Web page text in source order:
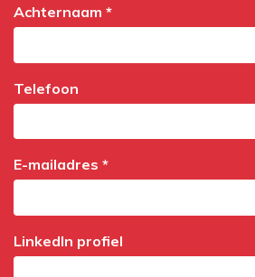
Achternaam *
Telefoon
E-mailadres *
LinkedIn profiel